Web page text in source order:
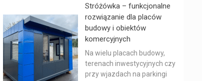
Stróżówka – funkcjonalne
rozwiązanie dla placów
budowy i obiektów
komercyjnych
Na wielu placach budowy,
terenach inwestycyjnych czy
przy wjazdach na parkingi